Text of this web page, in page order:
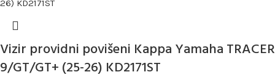
Vizir providni povišeni Kappa Yamaha TRACER
9/GT/GT+ (25-26) KD2171ST